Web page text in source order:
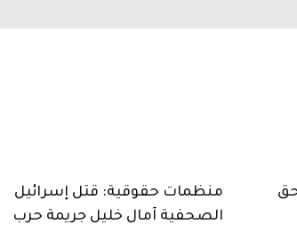
حق
منظمات حقوقية: قتل إسرائيل
الصحفية آمال خليل جريمة حرب